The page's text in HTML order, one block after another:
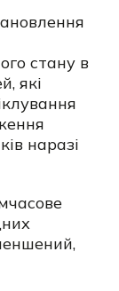
стану в
які
наразі